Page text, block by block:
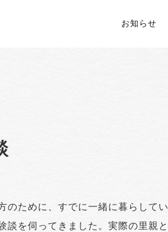
お知らせ
のために、すでに一緒に暮らしてい
談を伺ってきました。実際の里親と